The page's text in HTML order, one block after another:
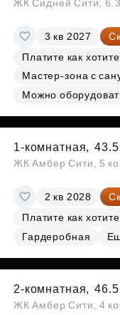
ЖК Сидней Сити,
3 кв 2027
Платите как хотите
Мастер-зона с
Можно
1-комнатная,
ЖК Амбер Сити, 5
2 кв 2028
Платите как хотите
Гардеробная
2-комнатная,
ЖК Амбер Сити, 4